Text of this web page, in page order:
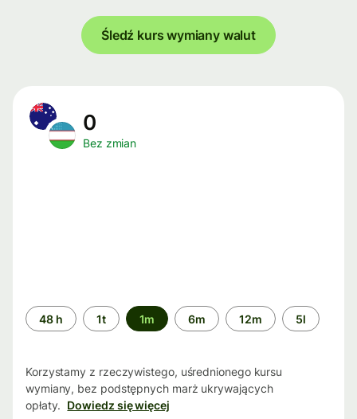
Śledź kurs wymiany walut
0
Bez zmian
Przedział
czasu
48 h 1t 1m 6m 12m 5l
Korzystamy z rzeczywistego, uśrednionego kursu
wymiany, bez podstępnych marż ukrywających
opłaty. Dowiedz się więcej